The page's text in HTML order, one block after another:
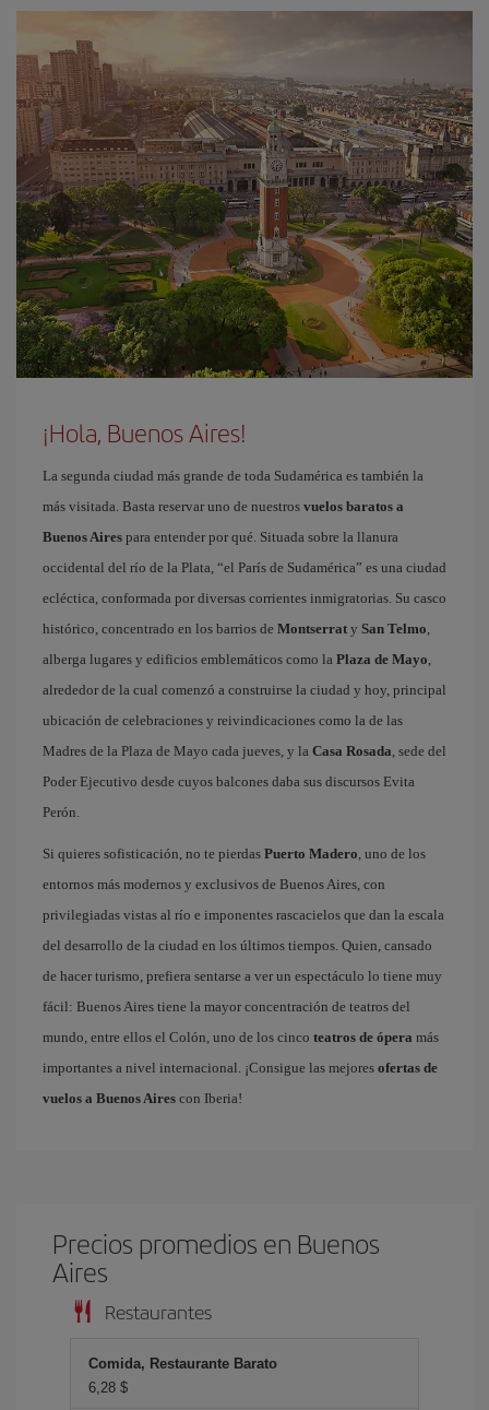
¡Hola, Buenos Aires!
La segunda ciudad más grande de toda Sudamérica es también la
más visitada. Basta reservar uno de nuestros vuelos baratos a
Buenos Aires para entender por qué. Situada sobre la llanura
occidental del río de la Plata, “el París de Sudamérica” es una ciudad
ecléctica, conformada por diversas corrientes inmigratorias. Su casco
histórico, concentrado en los barrios de Montserrat y San Telmo,
alberga lugares y edificios emblemáticos como la Plaza de Mayo,
alrededor de la cual comenzó a construirse la ciudad y hoy, principal
ubicación de celebraciones y reivindicaciones como la de las
Madres de la Plaza de Mayo cada jueves, y la Casa Rosada, sede del
Poder Ejecutivo desde cuyos balcones daba sus discursos Evita
Perón.
Si quieres sofisticación, no te pierdas Puerto Madero, uno de los
entornos más modernos y exclusivos de Buenos Aires, con
privilegiadas vistas al río e imponentes rascacielos que dan la escala
del desarrollo de la ciudad en los últimos tiempos. Quien, cansado
de hacer turismo, prefiera sentarse a ver un espectáculo lo tiene muy
fácil: Buenos Aires tiene la mayor concentración de teatros del
mundo, entre ellos el Colón, uno de los cinco teatros de ópera más
importantes a nivel internacional. ¡Consigue las mejores ofertas de
vuelos a Buenos Aires con Iberia!
Precios promedios en Buenos
Aires
Restaurantes
Comida, Restaurante Barato
6,28 $